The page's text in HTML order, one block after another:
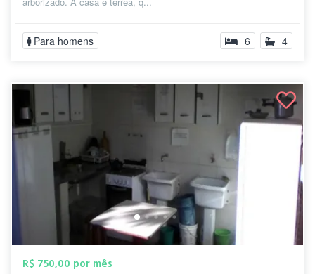
Para homens 6 4
R$ 750,00 por mês